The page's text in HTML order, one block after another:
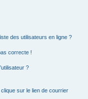
des utilisateurs en ligne ?
correcte !
?
sur le lien de courrier